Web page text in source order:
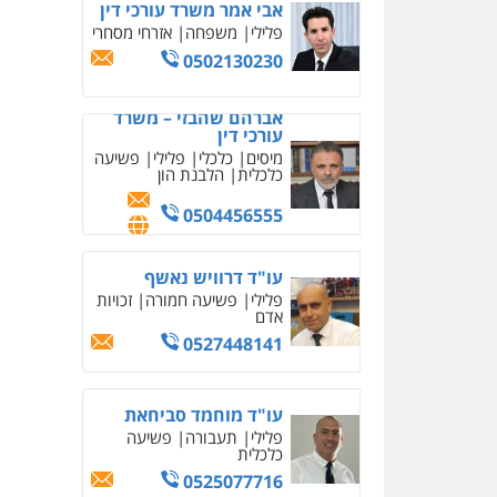
אבי אמר משרד עורכי דין
פלילי משפחה אזרחי מסחרי
0502130230
אברהם שהבזי – משרד
עורכי דין
מיסים כלכלי פלילי פשיעה
כלכלית הלבנת הון
0504456555
עו"ד דרוויש נאשף
פלילי פשיעה חמורה זכויות
אדם
0527448141
עו"ד מוחמד סביחאת
פלילי תעבורה פשיעה
כלכלית
0525077716